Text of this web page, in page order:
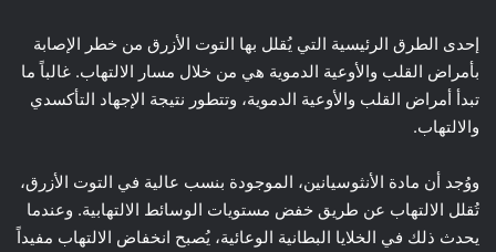
إحدى الطرق الرئيسية التي يُقلل بها التوت الأزرق من خطر الإصابة
بأمراض القلب والأوعية الدموية هي من خلال مسار الالتهاب. غالباً ما
تبدأ أمراض القلب والأوعية الدموية، وتتطور نتيجة الإجهاد التأكسدي
والالتهاب.
ووُجد أن مادة الأنثوسيانين، الموجودة بنسب عالية في التوت الأزرق،
تُقلل الالتهاب عن طريق خفض مستويات الوسائط الالتهابية. وعندما
يحدث ذلك في الخلايا البطانية الوعائية، يُصبح انخفاض الالتهاب مفيداً